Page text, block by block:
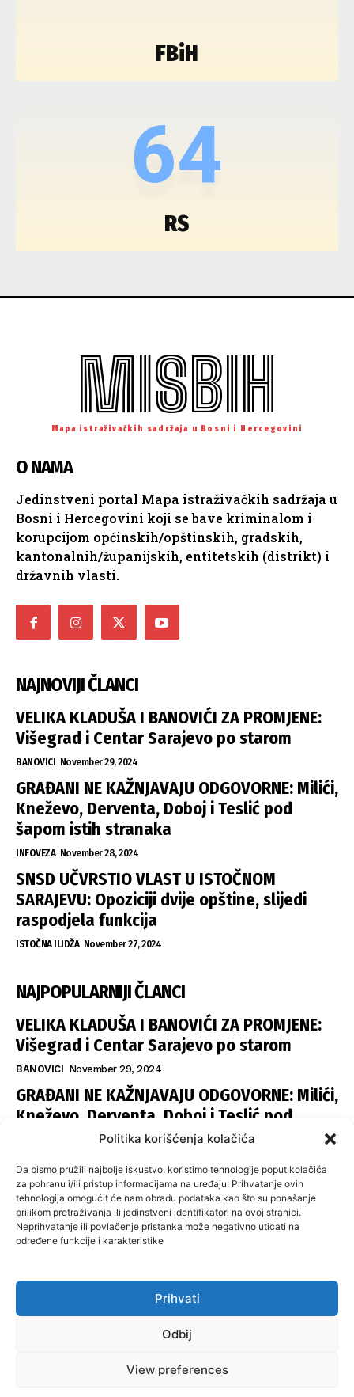
Politika korišćenja kolačića
Da bismo pružili najbolje iskustvo, koristimo tehnologije poput kolačića
za pohranu i/ili pristup informacijama na uređaju. Prihvatanje ovih
tehnologija omogućit će nam obradu podataka kao što su ponašanje
prilikom pretraživanja ili jedinstveni identifikatori na ovoj stranici.
Neprihvatanje ili povlačenje pristanka može negativno uticati na
određene funkcije i karakteristike
Prihvati
Odbij
View preferences
FBiH
64
RS
MISBIH
Mapa istraživačkih sadržaja u Bosni i Hercegovini
O NAMA
Jedinstveni portal Mapa istraživačkih sadržaja u
Bosni i Hercegovini koji se bave kriminalom i
korupcijom općinskih/opštinskih, gradskih,
kantonalnih/županijskih, entitetskih (distrikt) i
državnih vlasti.
NAJNOVIJI ČLANCI
VELIKA KLADUŠA I BANOVIĆI ZA PROMJENE:
Višegrad i Centar Sarajevo po starom
BANOVICI November 29, 2024
GRAĐANI NE KAŽNJAVAJU ODGOVORNE: Milići,
Kneževo, Derventa, Doboj i Teslić pod
šapom istih stranaka
INFOVEZA November 28, 2024
SNSD UČVRSTIO VLAST U ISTOČNOM
SARAJEVU: Opoziciji dvije opštine, slijedi
raspodjela funkcija
ISTOČNA ILIDŽA November 27, 2024
NAJPOPULARNIJI ČLANCI
VELIKA KLADUŠA I BANOVIĆI ZA PROMJENE:
Višegrad i Centar Sarajevo po starom
BANOVICI November 29, 2024
GRAĐANI NE KAŽNJAVAJU ODGOVORNE: Milići,
Kneževo, Derventa, Doboj i Teslić pod
šapom istih stranaka
SNSD UČVRSTIO VLAST U ISTOČNOM
SARAJEVU: Opoziciji dvije opštine, slijedi
raspodjela funkcija
Politika privatnosti
Impresum